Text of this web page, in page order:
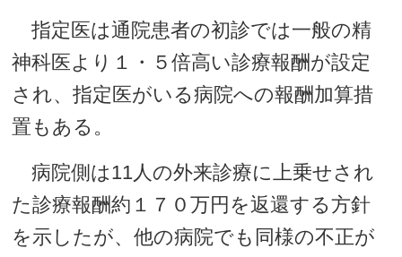
指定医は通院患者の初診では一般の精
神科医より１・５倍高い診療報酬が設定
され、指定医がいる病院への報酬加算措
置もある。
病院側は11人の外来診療に上乗せされ
た診療報酬約１７０万円を返還する方針
を示したが、他の病院でも同様の不正が